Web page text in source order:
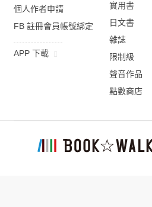
個人作者申請
FB 註冊會員帳號綁定
APP 下載
實用書
日文書
雜誌
限制級
聲音作品
點數商店